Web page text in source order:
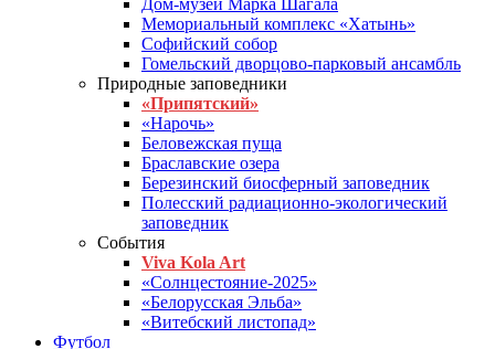
Дом-музей Марка Шагала
Мемориальный комплекс «Хатынь»
Софийский собор
Гомельский дворцово-парковый ансамбль
Природные заповедники
«Припятский»
«Нарочь»
Беловежская пуща
Браславские озера
Березинский биосферный заповедник
Полесский радиационно-экологический
заповедник
События
Viva Kola Art
«Солнцестояние-2025»
«Белорусская Эльба»
«Витебский листопад»
Футбол